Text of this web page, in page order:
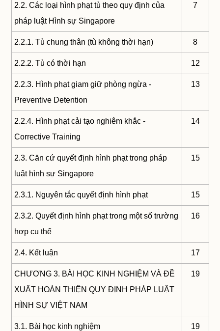
2.2. Các loại hình phạt tù theo quy định của
pháp luật Hình sự Singapore
7
2.2.1. Tù chung thân (tù không thời hạn) 8
2.2.2. Tù có thời hạn 12
2.2.3. Hình phạt giam giữ phòng ngừa -
Preventive Detention
13
2.2.4. Hình phạt cải tạo nghiêm khắc -
Corrective Training
14
2.3. Căn cứ quyết định hình phạt trong pháp
luật hình sự Singapore
15
2.3.1. Nguyên tắc quyết định hình phạt 15
2.3.2. Quyết định hình phạt trong một số trường
hợp cụ thể
16
2.4. Kết luận 17
CHƯƠNG 3. BÀI HỌC KINH NGHIỆM VÀ ĐỀ
XUẤT HOÀN THIỆN QUY ĐỊNH PHÁP LUẬT
HÌNH SỰ VIỆT NAM
19
3.1. Bài học kinh nghiệm 19